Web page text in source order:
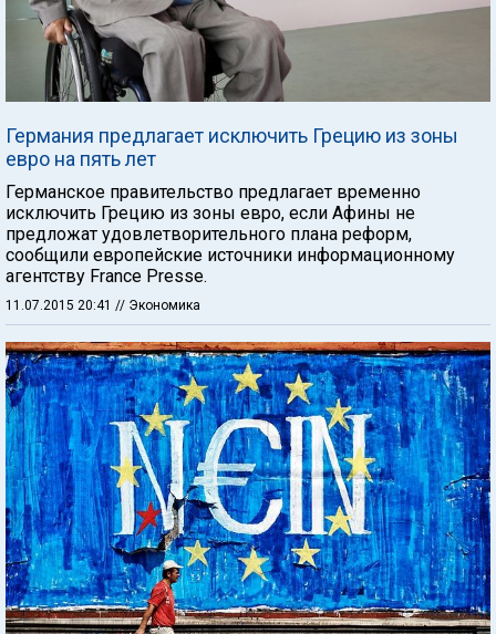
Германия предлагает исключить Грецию из зоны
евро на пять лет
Германское правительство предлагает временно
исключить Грецию из зоны евро, если Афины не
предложат удовлетворительного плана реформ,
сообщили европейские источники информационному
агентству France Presse.
11.07.2015 20:41 // Экономика